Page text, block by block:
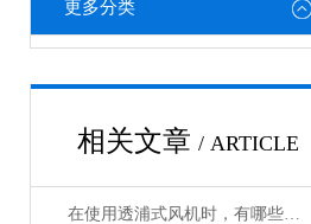
更多分类
相关文章 / ARTICLE
在使用透浦式风机时，有哪些注意事项